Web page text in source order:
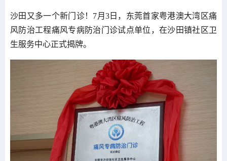
沙田又多一个新门诊！7月3日，东莞首家粤港澳大湾区痛
风防治工程痛风专病防治门诊试点单位，在沙田镇社区卫
生服务中心正式揭牌。